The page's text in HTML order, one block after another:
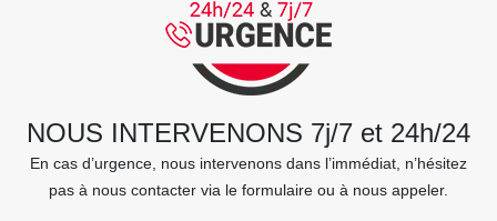
NOUS INTERVENONS 7j/7 et 24h/24
En cas d’urgence, nous intervenons dans l’immédiat, n’hésitez
pas à nous contacter via le formulaire ou à nous appeler.